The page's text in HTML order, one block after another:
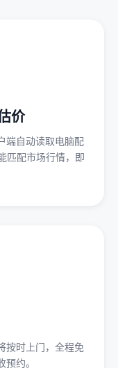
价
端自动读取电脑配
匹配市场行情，即
按时上门，全程免
约。